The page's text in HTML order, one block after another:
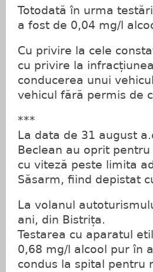
Totodată în urma
a fost de 0,04 mg/l
Cu privire la cele
cu privire la
conducerea unui
vehicul fără permis de
***
La data de 31 august
Beclean au oprit
cu viteză peste limita
Săsarm, fiind depistat
La volanul
ani, din Bistrița.
Testarea cu aparatul
0,68 mg/l alcool pur în
condus la spital pentru